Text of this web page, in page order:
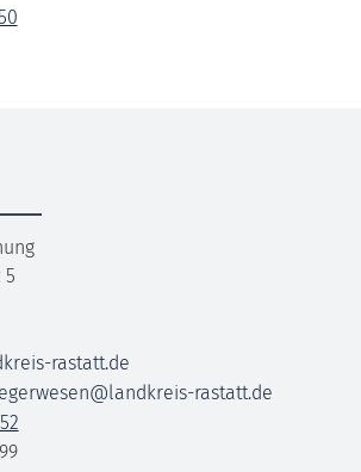
5
rastatt.de
rastatt.de